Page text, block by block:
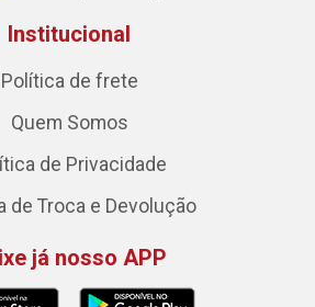
Institucional
Política de frete
Quem Somos
de Privacidade
de Troca e Devolução
já nosso APP